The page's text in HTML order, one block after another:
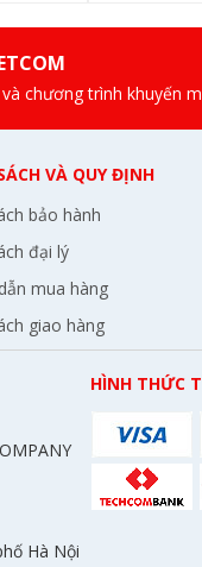
chương trình khuyến
VÀ QUY ĐỊNH
bảo hành
đại lý
mua hàng
giao hàng
Hà Nội
HÌNH THỨC